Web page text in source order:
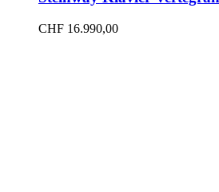
CHF 16.990,00